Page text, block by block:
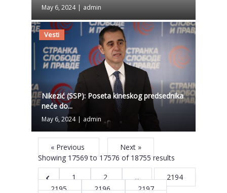
May 6, 2024 | admin
Vesti
Nikezić (SSP): Poseta kineskog predsednika
neće do...
May 6, 2024 | admin
« Previous
Next »
Showing17569to17576of18755results
1
2 ...
2194
2195
2196 2197